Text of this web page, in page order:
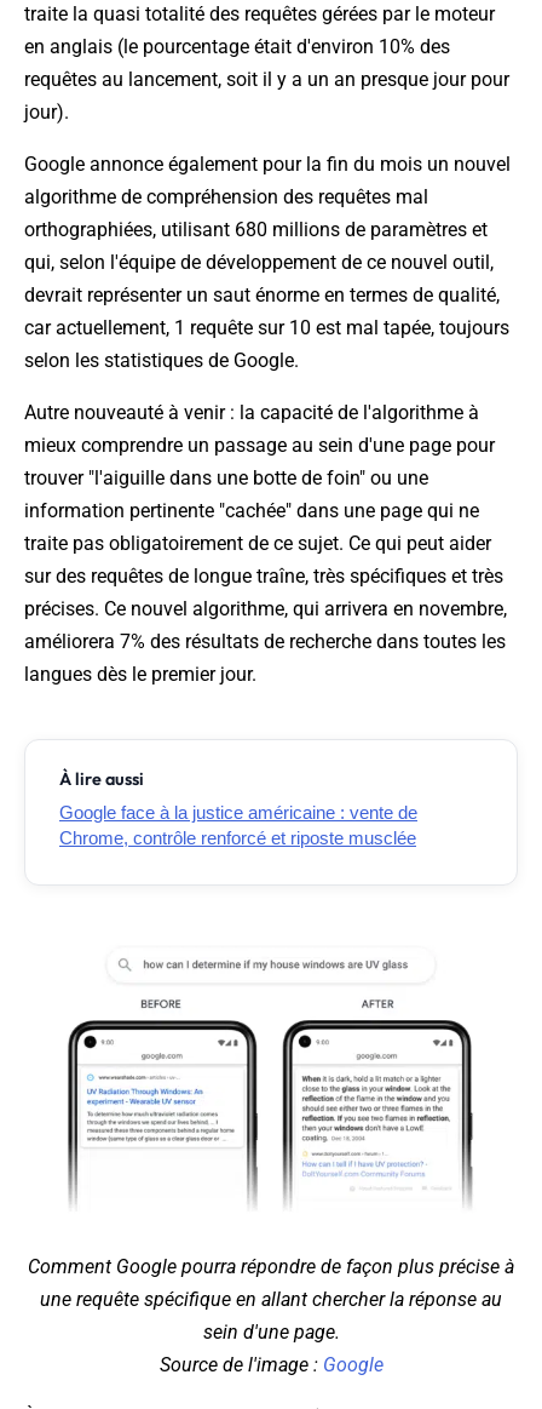
traite la quasi totalité des requêtes gérées par le moteur
en anglais (le pourcentage était d'environ 10% des
requêtes au lancement, soit il y a un an presque jour pour
jour).
Google annonce également pour la fin du mois un nouvel
algorithme de compréhension des requêtes mal
orthographiées, utilisant 680 millions de paramètres et
qui, selon l'équipe de développement de ce nouvel outil,
devrait représenter un saut énorme en termes de qualité,
car actuellement, 1 requête sur 10 est mal tapée, toujours
selon les statistiques de Google.
Autre nouveauté à venir : la capacité de l'algorithme à
mieux comprendre un passage au sein d'une page pour
trouver "l'aiguille dans une botte de foin" ou une
information pertinente "cachée" dans une page qui ne
traite pas obligatoirement de ce sujet. Ce qui peut aider
sur des requêtes de longue traîne, très spécifiques et très
précises. Ce nouvel algorithme, qui arrivera en novembre,
améliorera 7% des résultats de recherche dans toutes les
langues dès le premier jour.
À lire aussi
Google face à la justice américaine : vente de
Chrome, contrôle renforcé et riposte musclée
Comment Google pourra répondre de façon plus précise à
une requête spécifique en allant chercher la réponse au
sein d'une page.
Source de l'image : Google